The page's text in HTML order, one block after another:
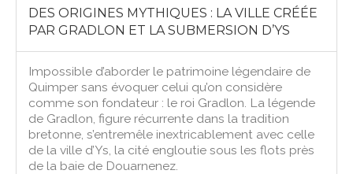
DES ORIGINES MYTHIQUES : LA VILLE CRÉÉE
PAR GRADLON ET LA SUBMERSION D’YS
Impossible d’aborder le patrimoine légendaire de
Quimper sans évoquer celui qu’on considère
comme son fondateur : le roi Gradlon. La légende
de Gradlon, figure récurrente dans la tradition
bretonne, s’entremêle inextricablement avec celle
de la ville d’Ys, la cité engloutie sous les flots près
de la baie de Douarnenez.